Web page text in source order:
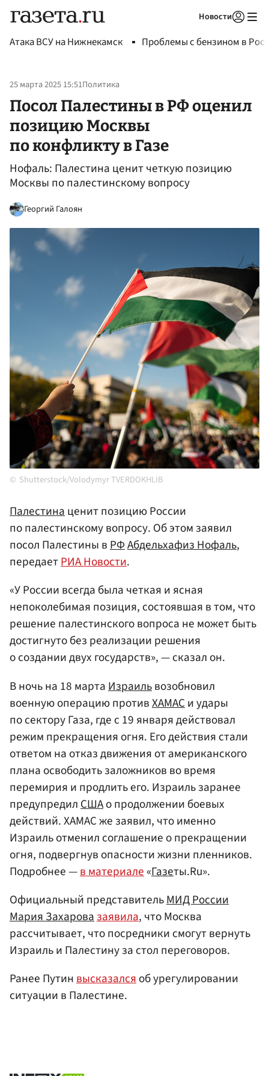
Новости
Атака ВСУ на Нижнекамск Проблемы с бензином в
25 марта 2025 15:51Политика
Посол Палестины в РФ оценил
позицию Москвы
по конфликту в Газе
Нофаль: Палестина ценит четкую позицию
Москвы по палестинскому вопросу
Георгий Галоян
Shutterstock/Volodymyr TVERDOKHLIB
Палестинаценит позицию России
по палестинскому вопросу. Об этом заявил
посол Палестины вРФАбдельхафиз Нофаль,
передаетРИА Новости.
«У России всегда была четкая и ясная
непоколебимая позиция, состоявшая в том, что
решение палестинского вопроса не может быть
достигнуто без реализации решения
о создании двух государств», — сказал он.
В ночь на 18 марта Израильвозобновил
военную операцию противХАМАСи удары
по сектору Газа, где с 19 января действовал
режим прекращения огня. Его действия стали
ответом на отказ движения от американского
плана освободить заложников во время
перемирия и продлить его. Израиль заранее
предупредил СШАо продолжении боевых
действий. ХАМАС же заявил, что именно
Израиль отменил соглашение о прекращении
огня, подвергнув опасности жизни пленников.
Подробнее —в материале«Газеты.Ru».
Официальный представительМИД России
Мария Захаровазаявила, что Москва
рассчитывает, что посредники смогут вернуть
Израиль и Палестину за стол переговоров.
Ранее Путинвысказалсяоб урегулировании
ситуации в Палестине.